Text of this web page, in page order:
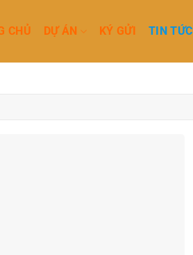
CHỦ DỰ ÁN KÝ GỬI TIN TỨC